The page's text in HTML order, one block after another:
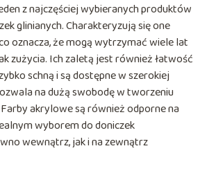
z najczęściej wybieranych produktów
glinianych. Charakteryzują się one
oznacza, że mogą wytrzymać wiele lat
zużycia. Ich zaletą jest również łatwość
schną i są dostępne w szerokiej
na dużą swobodę w tworzeniu
akrylowe są również odporne na
wyborem do doniczek
wewnątrz, jak i na zewnątrz